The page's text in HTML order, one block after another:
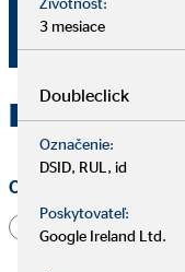
Oslovenie
Pán
3 mesiace
Doubleclick
Označenie:
DSID, RUL, id
Poskytovateľ:
Google Ireland Ltd.